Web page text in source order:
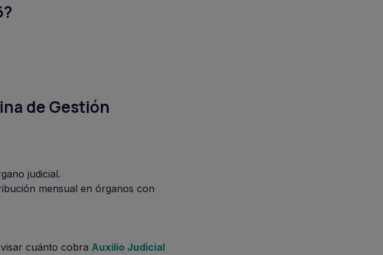
de Gestión
judicial.
mensual en órganos con
cuánto cobra Auxilio Judicial